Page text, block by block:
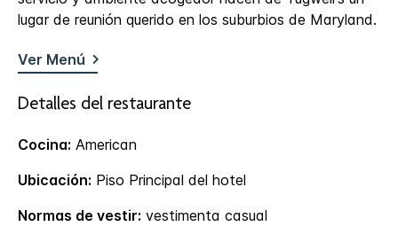
lugar de reunión querido en los suburbios de Maryland.
Ver Menú
Detalles del restaurante
Cocina: American
Ubicación: Piso Principal del hotel
Normas de vestir: vestimenta casual